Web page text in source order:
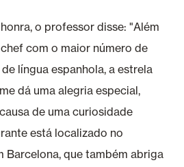
o professor disse: "Além
com o maior número de
língua espanhola, a estrela
dá uma alegria especial,
de uma curiosidade
está localizado no
Barcelona, que também abriga